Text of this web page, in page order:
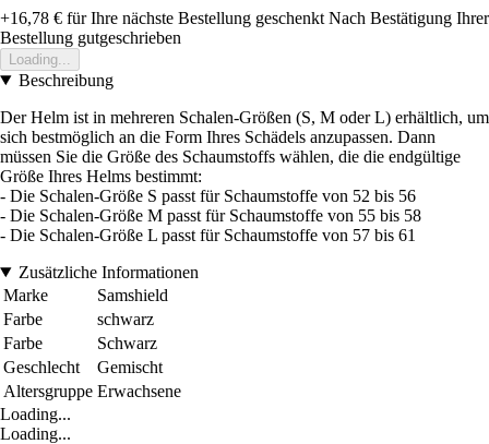
+16,78 € für Ihre nächste Bestellung geschenkt Nach Bestätigung Ihrer
Bestellung gutgeschrieben
Loading...
Beschreibung
Der Helm ist in mehreren Schalen-Größen (S, M oder L) erhältlich, um
sich bestmöglich an die Form Ihres Schädels anzupassen. Dann
müssen Sie die Größe des Schaumstoffs wählen, die die endgültige
Größe Ihres Helms bestimmt:
- Die Schalen-Größe S passt für Schaumstoffe von 52 bis 56
- Die Schalen-Größe M passt für Schaumstoffe von 55 bis 58
- Die Schalen-Größe L passt für Schaumstoffe von 57 bis 61
Zusätzliche Informationen
Marke
Samshield
Farbe
schwarz
Farbe
Schwarz
Geschlecht
Gemischt
Altersgruppe Erwachsene
Loading...
Loading...